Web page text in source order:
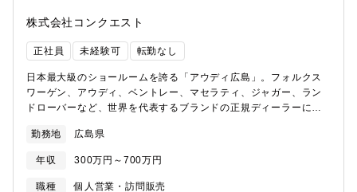
株式会社コンクエスト
正社員 未経験可 転勤なし
日本最大級のショールームを誇る「アウディ広島」。フォルクス
ワーゲン、アウディ、ベントレー、マセラティ、ジャガー、ラン
ドローバーなど、世界を代表するブランドの正規ディーラーにて
有されているお客様が入庫された際、車点検や修理のご案内をし
ていただきます。【具体的には】・ご来店いただいたお客様への
対応（要望ヒアリング）・整備士への指示・整備スケジュールの
調整・部品の発注や手配・代車の手配・その他事務処理やお客様
勤務地 広島県
年収 300万円～700万円
職種
個人営業・訪問販売